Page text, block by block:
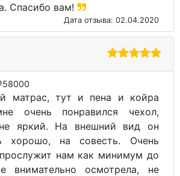
Спасибо вам!
Дата отзыва: 02.04.2020
матрас, тут и пена и койра
очень понравился чехол,
яркий. На внешний вид он
хорошо, на совесть. Очень
нам как минимум до
внимательно осмотрела, не